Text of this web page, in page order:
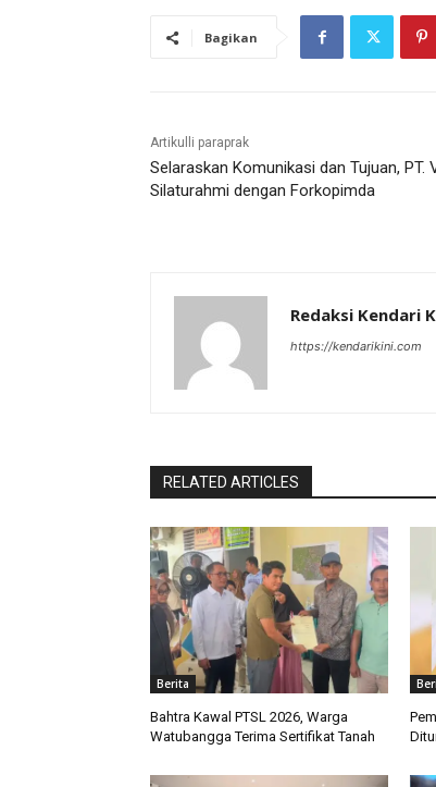
Bagikan
Artikulli paraprak
Selaraskan Komunikasi dan Tujuan, PT.
Silaturahmi dengan Forkopimda
Redaksi Kendari
https://kendarikini.com
RELATED ARTICLES
Berita
Bahtra Kawal PTSL 2026, Warga
Watubangga Terima Sertifikat Tanah